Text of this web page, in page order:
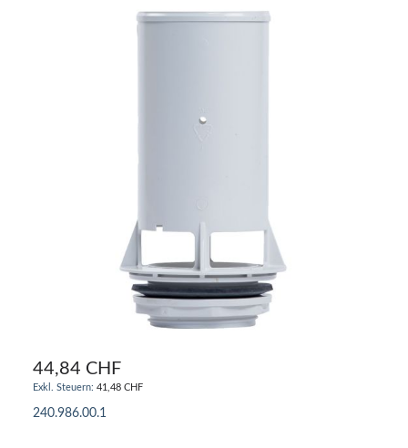
44,84 CHF
41,48 CHF
240.986.00.1